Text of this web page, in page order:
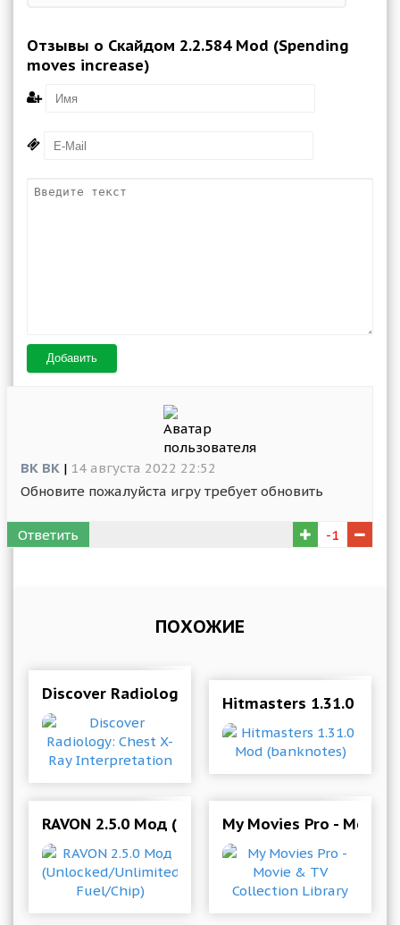
Отзывы о Скайдом 2.2.584 Mod (Spending
moves increase)
Добавить
ВК ВК | 14 августа 2022 22:52
Обновите пожалуйста игру требует обновить
Ответить -1
ПОХОЖИЕ
Discover Radiology: Chest X-Ray Interpretation
Hitmasters 1.31.0 Mod
RAVON 2.5.0 Мод (Unlocked/Unlimited Fuel/
My Movies Pro - Movie